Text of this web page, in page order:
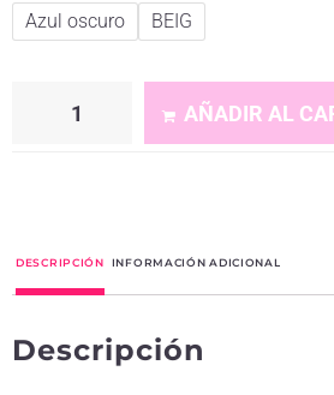
Azul oscuro BEIG
AÑADIR AL
e
n
DESCRIPCIÓN INFORMACIÓN ADICIONAL
Descripción